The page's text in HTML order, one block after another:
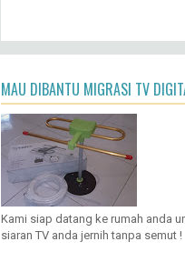
MAU DIBANTU MIGRASI TV
Kami siap datang ke rumah anda
siaran TV anda jernih tanpa semut !